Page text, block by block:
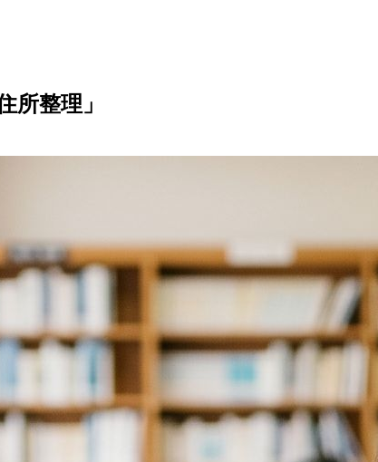
所整理」